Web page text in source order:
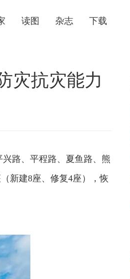
读图 杂志 下载
灾抗灾能力
路、平程路、夏鱼路、熊
新建8座、修复4座），恢